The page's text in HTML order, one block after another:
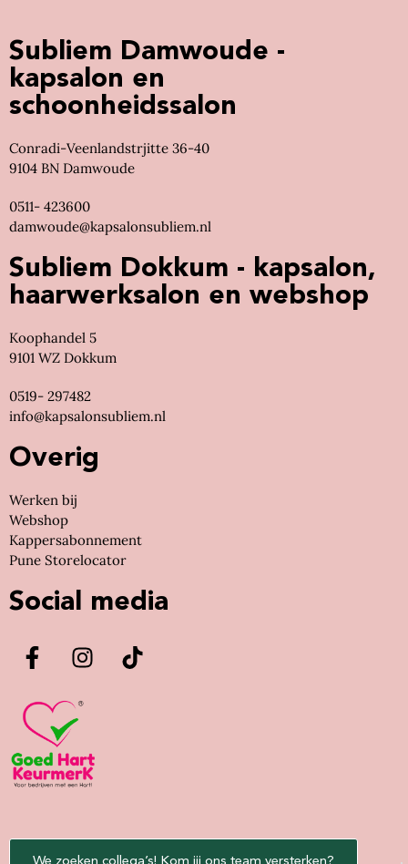
Subliem Damwoude -
kapsalon en
schoonheidssalon
Conradi-Veenlandstrjitte 36-40
9104 BN Damwoude
0511- 423600
damwoude@kapsalonsubliem.nl
Subliem Dokkum - kapsalon,
haarwerksalon en webshop
Koophandel 5
9101 WZ Dokkum
0519- 297482
info@kapsalonsubliem.nl
Overig
Werken bij
Webshop
Kappersabonnement
Pune Storelocator
Social media